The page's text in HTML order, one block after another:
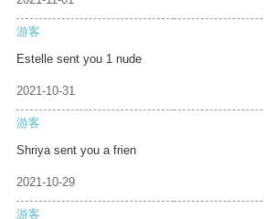
游客
Estelle sent you 1 nude
2021-10-31
游客
Shriya sent you a frien
2021-10-29
游客